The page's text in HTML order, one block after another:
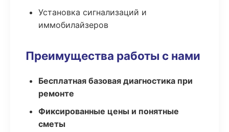
Установка сигнализаций и
иммобилайзеров
Преимущества работы с нами
Бесплатная базовая диагностика при
ремонте
Фиксированные цены и понятные
сметы